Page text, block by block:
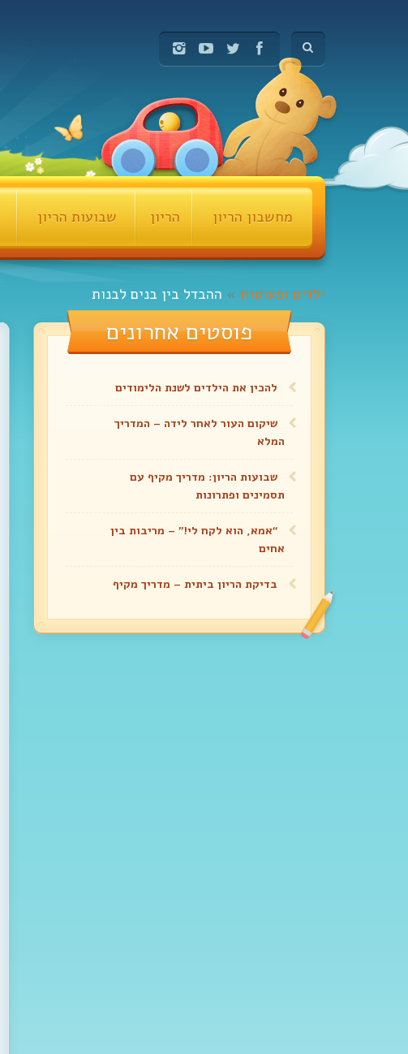
מחשבון הריון הריון שבועות הריון
ילדים ופעוטות » ההבדל בין בנים לבנות
פוסטים אחרונים
להכין את הילדים לשנת הלימודים
שיקום העור לאחר לידה – המדריך
המלא
שבועות הריון: מדריך מקיף עם
תסמינים ופתרונות
“אמא, הוא לקח לי!” – מריבות בין
אחים
בדיקת הריון ביתית – מדריך מקיף